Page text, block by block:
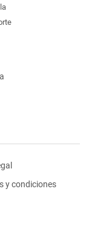
y condiciones